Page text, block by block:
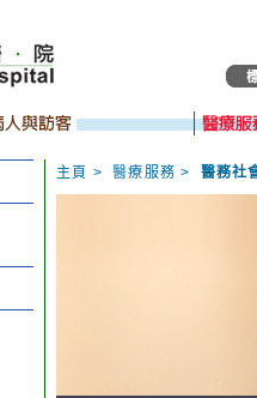
主頁 >醫療服務 > 醫務社